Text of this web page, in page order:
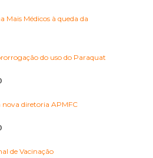
Médicos à queda da
do uso do Paraquat
nova diretoria APMFC
de Vacinação